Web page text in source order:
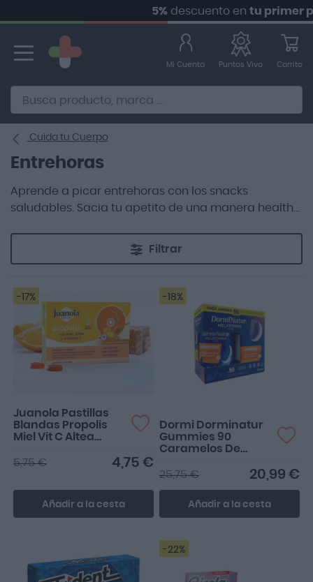
descuento entu primer
contenido
Alternative to Doofinder Ecommerce Search
Mi Cuenta Puntos Vivo Carrito
Cuida tu Cuerpo
Entrehoras
Aprende a picar entrehoras con los snacks
saludables. Sacia tu apetito de una manera healthy
especiales de la sección para el cuidado de tu
dieta que se caracterizan por su bajo contenido en
de la comida principal sin demasiado hambre.
Filtrar
-17%
Juanola Pastillas
Blandas Propolis
Miel Vit C Altea
24 Pastillas
4,75 €
5,75 €
Añadir a la cesta
-18%
Desde que las tomo, cojo
el sueño mucho más
rápido y descanso mil v...
Dormi Dorminatur
Gummies 90
Caramelos De
20,99 €
25,75 €
Añadir a la cesta
-22%